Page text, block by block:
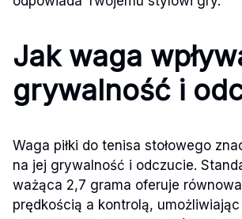
Jak waga
grywalność i
Waga piłki do tenisa stołowego
na jej grywalność i odczucie.
ważąca 2,7 grama oferuje
prędkością a kontrolą,